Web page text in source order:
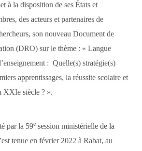
à la disposition de ses États et
des acteurs et partenaires de
son nouveau Document de
(DRO) sur le thème : « Langue
: Quelle(s) stratégie(s)
apprentissages, la réussite scolaire et
XXIe siècle ? ».
par la 59e session ministérielle de la
tenue en février 2022 à Rabat, au